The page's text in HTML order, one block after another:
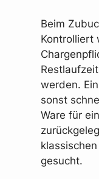
Beim
Kontrolliert
werden.
sonst
Ware für
gesucht.